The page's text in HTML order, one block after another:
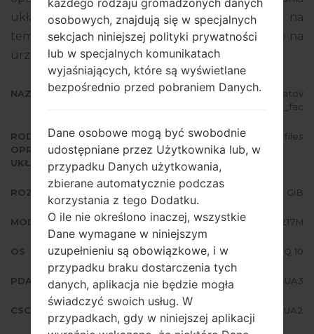
układowego to Android Q 10. Pełny poradnik na
temat flashowania oprogramowania układowego na
urządzeniach Samsung tutaj
NAZWA PLIKU
SM-A217M_1_20210216174935_2atov
k6j4l_fac
RODZAJ
OPROGRAMOWANIA
UKŁADOWEGO
4 files
ROZMIAR PLIKU 3.31 GiB
MODEL Samsung SM-A217M
OS Android Q 10
PDA/AP WERSJA A217MUBU5BUA3
CSC WERSJA A217MOWO5BUA2
każdego rodzaju gromadzonych danych
osobowych, znajdują się w specjalnych
sekcjach niniejszej polityki prywatności
lub w specjalnych komunikatach
wyjaśniających, które są wyświetlane
bezpośrednio przed pobraniem Danych.
Dane osobowe mogą być swobodnie
udostępniane przez Użytkownika lub, w
przypadku Danych użytkowania,
zbierane automatycznie podczas
korzystania z tego Dodatku.
O ile nie określono inaczej, wszystkie
Dane wymagane w niniejszym
uzupełnieniu są obowiązkowe, i w
przypadku braku dostarczenia tych
danych, aplikacja nie będzie mogła
świadczyć swoich usług. W
przypadkach, gdy w niniejszej aplikacji